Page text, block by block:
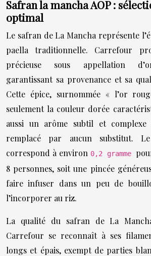
Safran la mancha AOP :
optimal
Le safran de La Mancha représente
paella traditionnelle. Carrefour
précieuse sous appellation
garantissant sa provenance et sa
Cette épice, surnommée « l’or
seulement la couleur dorée
aussi un arôme subtil et
remplacé par aucun substitut.
correspond à environ 0,2 gramme
8 personnes, soit une pincée
faire infuser dans un peu de
l’incorporer au riz.
La qualité du safran de La
Carrefour se reconnaît à ses
longs et épais, exempt de parties